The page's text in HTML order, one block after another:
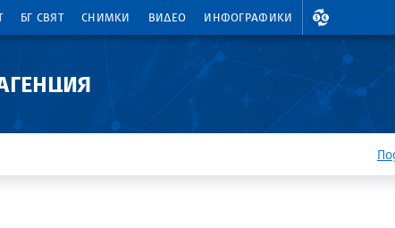
БГ СВЯТ СНИМКИ ВИДЕО ИНФОГРАФИКИ
ВАЛУТНИ